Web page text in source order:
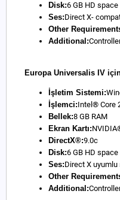
Disk:6 GB HD space
Ses:Direct X-
Other
Additional:
Europa Universalis IV
İşletim Sistemi:
İşlemci:Intel® Core
Bellek:8 GB RAM
Ekran Kartı:
DirectX®:9.0c
Disk:6 GB HD space
Ses:Direct X uyumlu
Other
Additional: